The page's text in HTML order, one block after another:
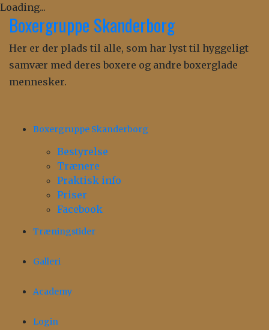
Loading...
Skip
content
Boxergruppe Skanderborg
Her er der plads til alle, som har lyst til hyggeligt
samvær med deres boxere og andre boxerglade
mennesker.
Boxergruppe Skanderborg
Bestyrelse
Trænere
Praktisk info
Priser
Facebook
Træningstider
Galleri
Academy
Login